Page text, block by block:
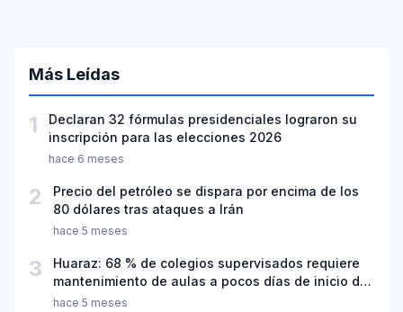
Más Leídas
1
Declaran 32 fórmulas presidenciales lograron su
inscripción para las elecciones 2026
hace 6 meses
2
Precio del petróleo se dispara por encima de los
80 dólares tras ataques a Irán
hace 5 meses
3
Huaraz: 68 % de colegios supervisados requiere
mantenimiento de aulas a pocos días de inicio del
año escolar 2026
hace 5 meses